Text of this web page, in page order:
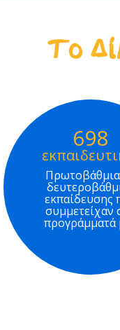
Το
698
εκπαίδευσης
συμμετείχαν
προγράμματά